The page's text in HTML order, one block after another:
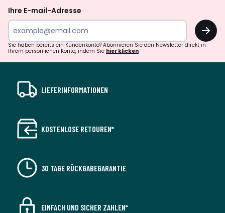
Ihre E-mail-Adresse
OK
Sie haben bereits ein Kundenkonto? Abonnieren Sie den Newsletter direkt in
Ihrem persönlichen Konto, indem Sie hier klicken
LIEFERINFORMATIONEN
KOSTENLOSE RETOUREN*
30 TAGE RÜCKGABEGARANTIE
EINFACH UND SICHER ZAHLEN*